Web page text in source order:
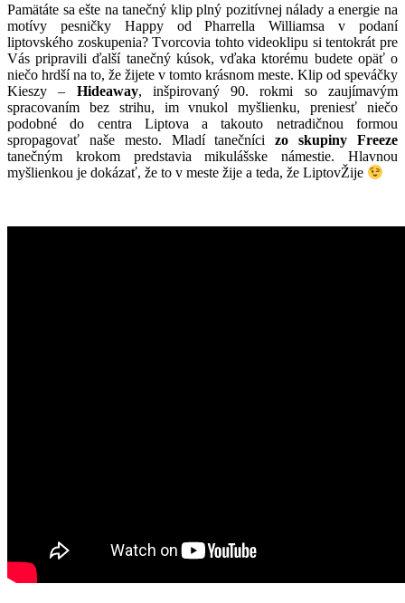
Pamätáte sa ešte na tanečný klip plný pozitívnej nálady a energie na
motívy pesničky Happy od Pharrella Williamsa v podaní
liptovského zoskupenia? Tvorcovia tohto videoklipu si tentokrát pre
Vás pripravili ďalší tanečný kúsok, vďaka ktorému budete opäť o
niečo hrdší na to, že žijete v tomto krásnom meste. Klip od speváčky
Kieszy – Hideaway, inšpirovaný 90. rokmi so zaujímavým
spracovaním bez strihu, im vnukol myšlienku, preniesť niečo
podobné do centra Liptova a takouto netradičnou formou
spropagovať naše mesto. Mladí tanečnícizo skupiny Freeze
tanečným krokom predstavia mikulášske námestie. Hlavnou
myšlienkou je dokázať, že to v meste žije a teda, že LiptovŽije